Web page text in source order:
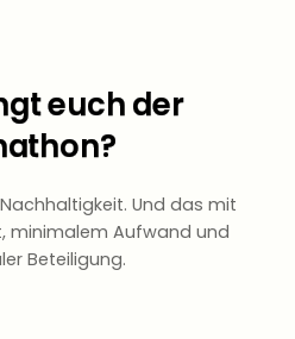
euch der
Und das mit
minimalem Aufwand und
Beteiligung.